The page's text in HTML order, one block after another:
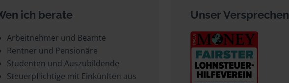
ich berate
Arbeitnehmer und Beamte
Rentner und Pensionäre
Studenten und Auszubildende
Steuerpflichtige mit Einkünften aus
Unser Versprechen